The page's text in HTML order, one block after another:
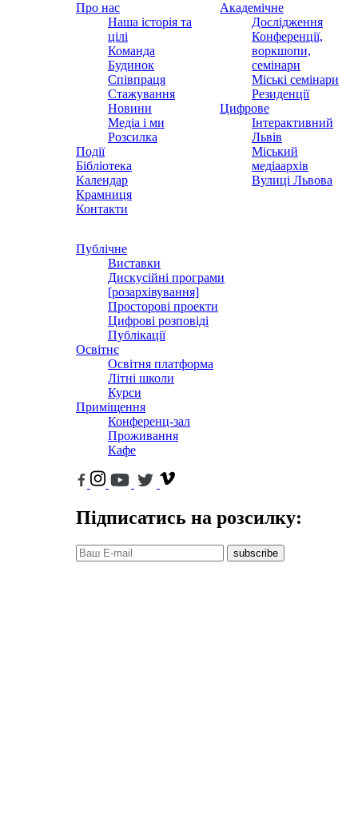
Про нас
Наша історія та
цілі
Команда
Будинок
Співпраця
Стажування
Новини
Медіа і ми
Розсилка
Події
Бібліотека
Календар
Крамниця
Контакти
Академічне
Дослідження
Конференції,
воркшопи,
семінари
Міські семінари
Резиденції
Цифрове
Інтерактивний
Львів
Міський
медіаархів
Вулиці Львова
Публічне
Виставки
Дискусійні програми
[розархівування]
Просторові проекти
Цифрові розповіді
Публікації
Освітнє
Освітня платформа
Літні школи
Курси
Приміщення
Конференц-зал
Проживання
Кафе
Підписатись на розсилку:
subscribe